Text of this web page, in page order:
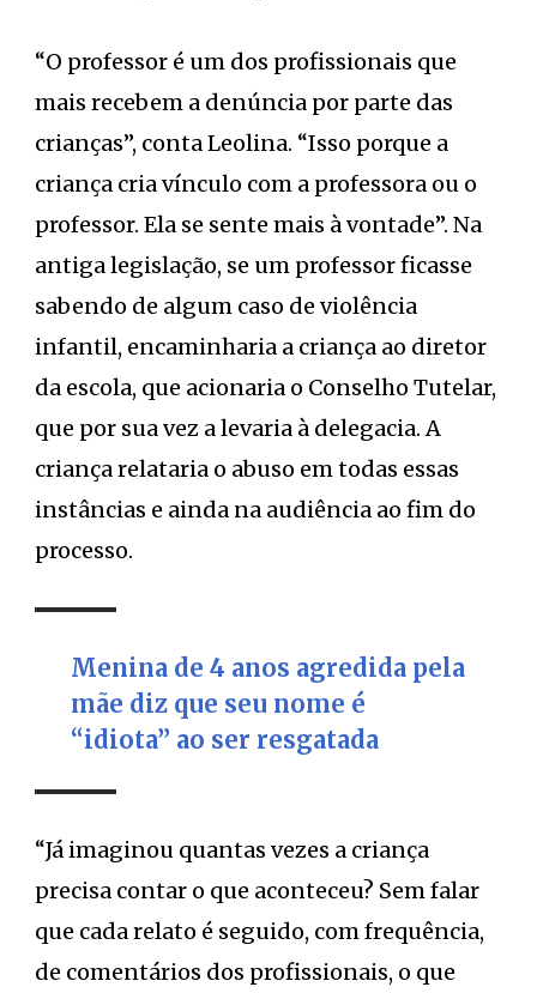
“O professor é um dos profissionais que
mais recebem a denúncia por parte das
crianças”, conta Leolina. “Isso porque a
criança cria vínculo com a professora ou o
professor. Ela se sente mais à vontade”. Na
antiga legislação, se um professor ficasse
sabendo de algum caso de violência
infantil, encaminharia a criança ao diretor
da escola, que acionaria o Conselho Tutelar,
que por sua vez a levaria à delegacia. A
criança relataria o abuso em todas essas
instâncias e ainda na audiência ao fim do
processo.
Menina de 4 anos agredida pela
mãe diz que seu nome é
“idiota” ao ser resgatada
“Já imaginou quantas vezes a criança
precisa contar o que aconteceu? Sem falar
que cada relato é seguido, com frequência,
de comentários dos profissionais, o que